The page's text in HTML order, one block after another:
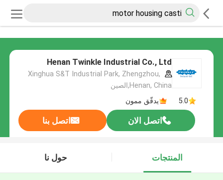
Henan Twinkle Industrial Co., Ltd
Xinghua S&T Industrial Park, Zhengzhou,
Henan, China,الصين
5.0
يدقّق ممون
اتصل الان اتصل بنا
المنتجات حول نا